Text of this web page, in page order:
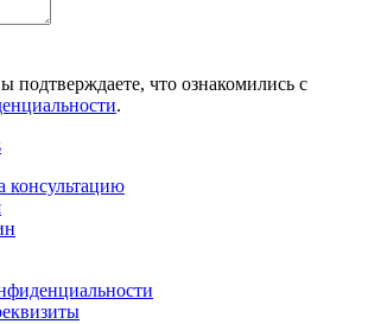
подтверждаете, что ознакомились с
.
консультацию